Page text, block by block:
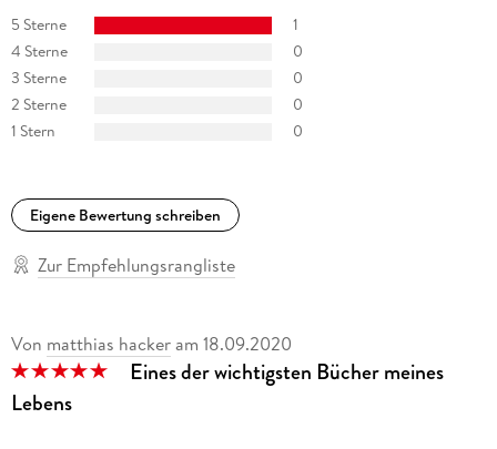
5 Sterne
1
4 Sterne
0
3 Sterne
0
2 Sterne
0
1 Stern
0
Eigene Bewertung schreiben
Zur Empfehlungsrangliste
Von matthias hacker am 18.09.2020
Eines der wichtigsten Bücher meines
Lebens